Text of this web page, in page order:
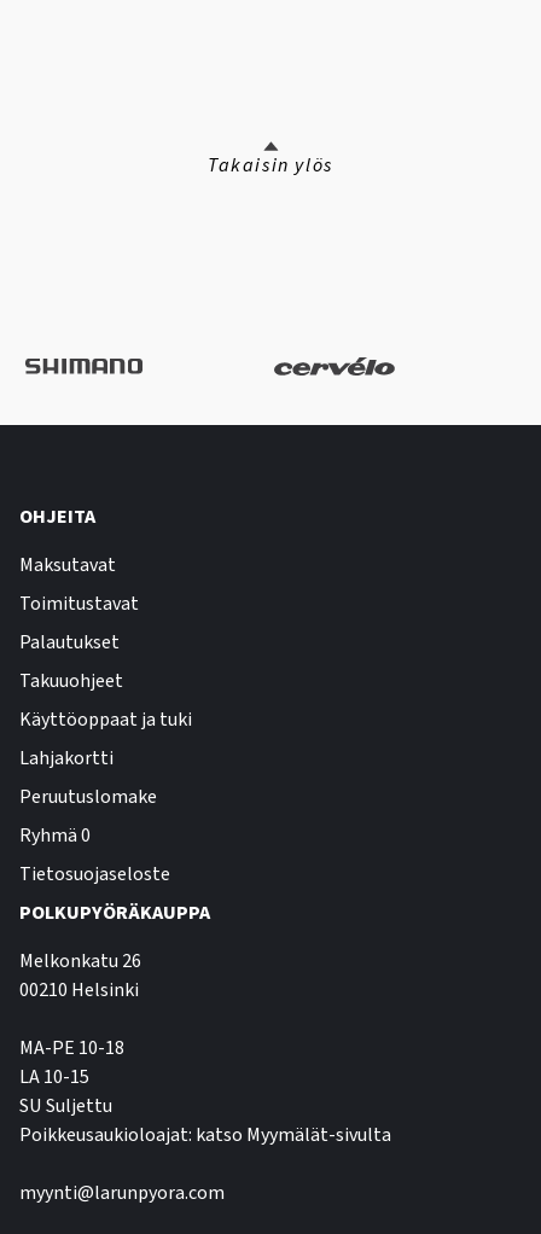
Takaisin ylös
OHJEITA
Maksutavat
Toimitustavat
Palautukset
Takuuohjeet
Käyttöoppaat ja tuki
Lahjakortti
Peruutuslomake
Ryhmä 0
Tietosuojaseloste
POLKUPYÖRÄKAUPPA
Melkonkatu 26
00210 Helsinki
MA-PE 10-18
LA 10-15
SU Suljettu
Poikkeusaukioloajat: katso Myymälät-sivulta
myynti@larunpyora.com